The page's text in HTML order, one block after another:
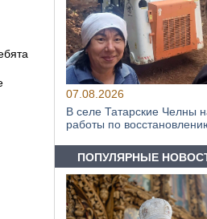
07.08.2026
В селе Татарские Челны
работы по
ПОПУЛЯРНЫЕ